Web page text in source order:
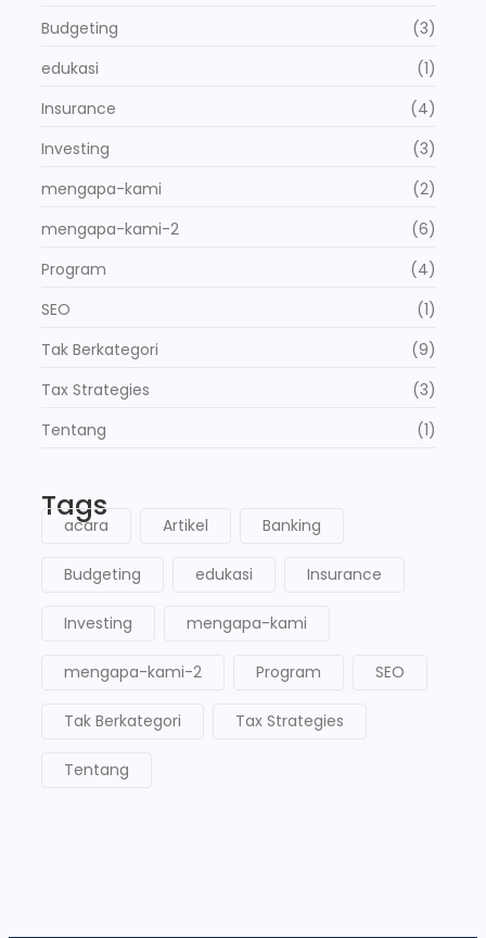
Budgeting
(3)
edukasi
(1)
Insurance
(4)
Investing
(3)
mengapa-kami
(2)
mengapa-kami-2
(6)
Program
(4)
SEO
(1)
Tak Berkategori
(9)
Tax Strategies
(3)
Tentang
(1)
Tags
acara Artikel Banking
Budgeting edukasi Insurance
Investing mengapa-kami
mengapa-kami-2 Program SEO
Tak Berkategori Tax Strategies
Tentang